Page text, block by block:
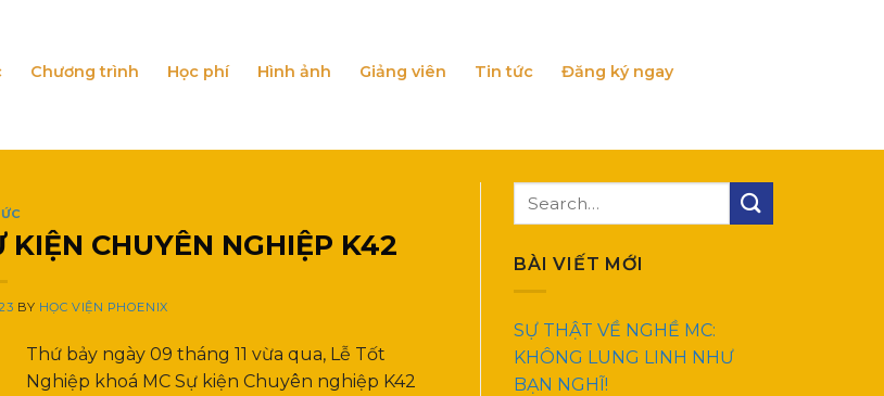
Chương trình Học phí Hình ảnh Giảng viên Tin tức Đăng ký ngay
CHUYÊN NGHIỆP K42
BY HỌC VIỆN PHOENIX
Thứ bảy ngày 09 tháng 11 vừa qua, Lễ Tốt
Nghiệp khoá MC Sự kiện Chuyên nghiệp K42
BÀI VIẾT MỚI
SỰ THẬT VỀ NGHỀ MC:
KHÔNG LUNG LINH NHƯ
BẠN NGHĨ!